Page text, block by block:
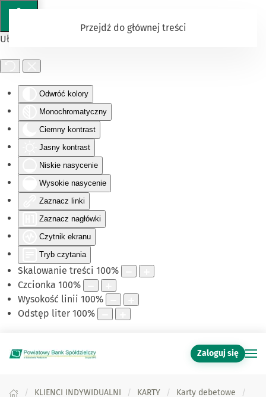
Ułatwienia dostępu
Odwróć kolory
Monochromatyczny
Ciemny kontrast
Jasny kontrast
Niskie nasycenie
Wysokie nasycenie
Zaznacz linki
Zaznacz nagłówki
Czytnik ekranu
Tryb czytania
Skalowanie treści 100%
Czcionka 100%
Wysokość linii 100%
Odstęp liter 100%
Przejdź do głównej treści
Zaloguj się
KLIENCI INDYWIDUALNI KARTY
Karty debetowe